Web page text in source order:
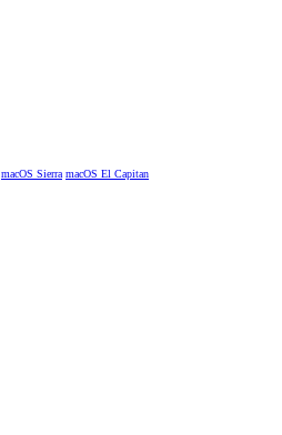
macOS Sierra macOS El Capitan